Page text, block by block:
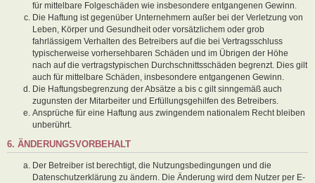
für mittelbare Folgeschäden wie insbesondere entgangenen Gewinn.
Die Haftung ist gegenüber Unternehmern außer bei der Verletzung von
Leben, Körper und Gesundheit oder vorsätzlichem oder grob
fahrlässigem Verhalten des Betreibers auf die bei Vertragsschluss
typischerweise vorhersehbaren Schäden und im Übrigen der Höhe
nach auf die vertragstypischen Durchschnittsschäden begrenzt. Dies gilt
auch für mittelbare Schäden, insbesondere entgangenen Gewinn.
Die Haftungsbegrenzung der Absätze a bis c gilt sinngemäß auch
zugunsten der Mitarbeiter und Erfüllungsgehilfen des Betreibers.
Ansprüche für eine Haftung aus zwingendem nationalem Recht bleiben
unberührt.
6. ÄNDERUNGSVORBEHALT
Der Betreiber ist berechtigt, die Nutzungsbedingungen und die
Datenschutzerklärung zu ändern. Die Änderung wird dem Nutzer per E-